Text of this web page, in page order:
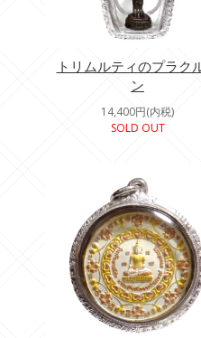
トリムルティのプラク
ン
14,400円(内税)
SOLD OUT